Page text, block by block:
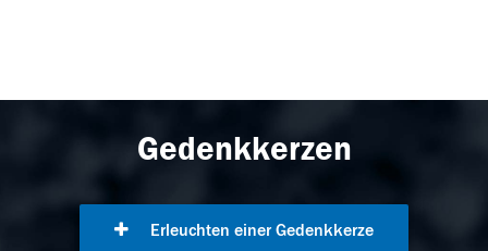
Gedenkkerzen
Erleuchten einer Gedenkkerze